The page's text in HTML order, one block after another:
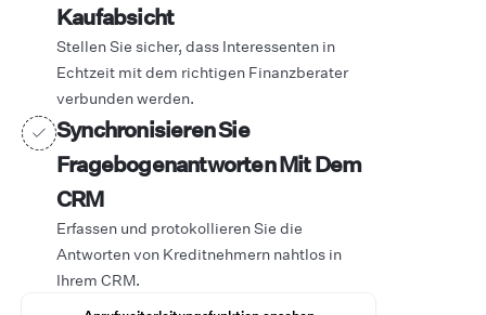
Kaufabsicht
Stellen Sie sicher, dass Interessenten in
Echtzeit mit dem richtigen Finanzberater
verbunden werden.
SynchronisierenSie
Fragebogenantworten Mit Dem
CRM
Erfassen und protokollieren Sie die
Antworten von Kreditnehmern nahtlos in
Ihrem CRM.